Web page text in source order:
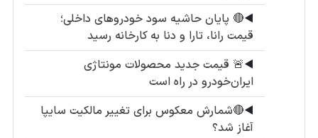
◀️🔴 پایان حاشیه سود خودروهای داخلی؛
قیمت رانا، تارا و دنا به کارخانه رسید
◀️🚨 قیمت جدید محصولات مونتاژی
ایران‌خودرو در راه است
◀️🔴شمارش معکوس برای تغییر مالکیت سایپا
آغاز شد؟